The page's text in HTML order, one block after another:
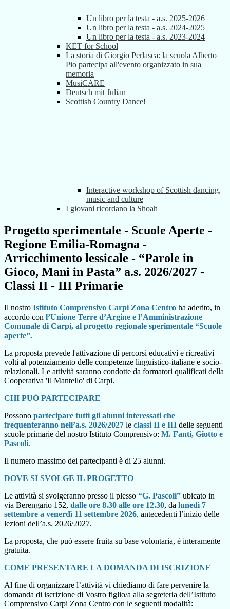
Un libro per la testa - a.s. 2025-2026
Un libro per la testa - a.s. 2024-2025
Un libro per la testa - a.s. 2023-2024
KET for School
La storia di Giorgio Perlasca: la scuola Alberto
Pio partecipa all'evento organizzato in sua
memoria
MusiCARE
Deutsch mit Julian
Scottish Country Dance!
Interactive workshop of Scottish dancing,
music and culture
I giovani ricordano la Shoah
Progetto sperimentale - Scuole Aperte -
Regione Emilia-Romagna -
Arricchimento lessicale - “Parole in
Gioco, Mani in Pasta” a.s. 2026/2027 -
Classi II - III Primarie
Il nostro Istituto Comprensivo Carpi Zona Centro ha aderito, in
accordo con l’Unione Terre d’Argine e l’Amministrazione
Comunale di Carpi, al progetto regionale sperimentale “Scuole
aperte”.
La proposta prevede l'attivazione di percorsi educativi e ricreativi
volti al potenziamento delle competenze linguistico-italiane e socio-
relazionali. Le attività saranno condotte da formatori qualificati della
Cooperativa 'Il Mantello' di Carpi.
CHI PUÒ PARTECIPARE
Possono partecipare tutti gli alunni interessati che
frequenteranno nell’a.s. 2026/2027 le classi II e III delle seguenti
scuole primarie del nostro Istituto Comprensivo: M. Fanti, Giotto e
Pascoli.
Il numero massimo dei partecipanti è di 25 alunni.
DOVE SI SVOLGE IL PROGETTO
Le attività si svolgeranno presso il plesso “G. Pascoli” ubicato in
via Berengario 152, dalle ore 8.30 alle ore 12.30, da lunedì 7
settembre a venerdì 11 settembre 2026, antecedenti l’inizio delle
lezioni dell’a.s. 2026/2027.
La proposta, che può essere fruita su base volontaria, è interamente
gratuita.
COME PRESENTARE LA DOMANDA DI ISCRIZIONE
Al fine di organizzare l’attività vi chiediamo di fare pervenire la
domanda di iscrizione di Vostro figlio/a alla segreteria dell’Istituto
Comprensivo Carpi Zona Centro con le seguenti modalità: